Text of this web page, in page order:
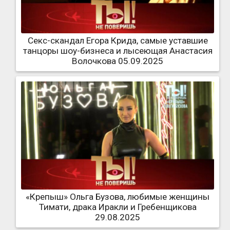
Секс-скандал Егора Крида, самые уставшие
танцоры шоу-бизнеса и лысеющая Анастасия
Волочкова 05.09.2025
«Крепыш» Ольга Бузова, любимые женщины
Тимати, драка Иракли и Гребенщикова
29.08.2025